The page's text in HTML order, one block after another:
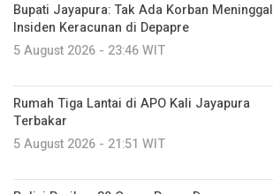
Bupati Jayapura: Tak Ada Korban Meninggal
Insiden Keracunan di Depapre
5 August 2026 - 23:46 WIT
Rumah Tiga Lantai di APO Kali Jayapura
Terbakar
5 August 2026 - 21:51 WIT